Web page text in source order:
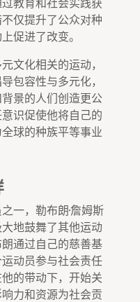
仅提升了公众对种
促进了改变。
文化相关的运动，
包容性与多元化，
景的人们创造更公
识促使他将自己的
球的种族平等事业
一，勒布朗·詹姆斯
地鼓舞了其他运动
通过自己的慈善基
动员参与社会责任
的带动下，开始关
力和资源为社会贡